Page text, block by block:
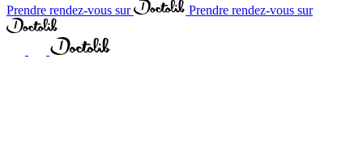
Prendre rendez-vous sur
Prendre rendez-vous sur